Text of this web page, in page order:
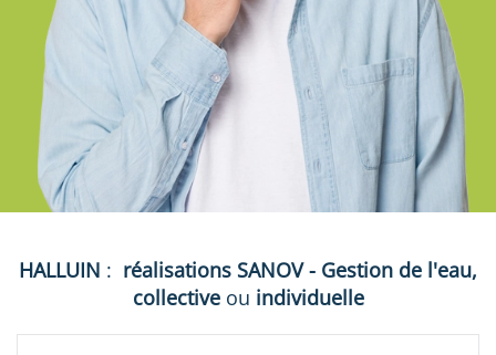
HALLUIN : réalisations SANOV - Gestion de l'eau,
collective ou individuelle